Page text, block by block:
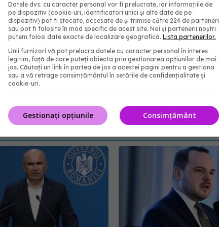
grade Celsius. Ea depinde de starea de
unii specialiști (link)spunând că
să fie mai joasă, din cauza procentului mai
alerta termomentre
Datele dvs. cu caracter personal vor fi prelucrate, iar informațiile de
pe dispozitiv (cookie-uri, identificatori unici și alte date de pe
dispozitiv) pot fi stocate, accesate de și trimise către 224 de parteneri
sau pot fi folosite în mod specific de acest site. Noi și partenerii noștri
putem folosi date exacte de localizare geografică. Lista partenerilor.
Unii furnizori vă pot prelucra datele cu caracter personal în interes
legitim, față de care puteți obiecta prin gestionarea opțiunilor de mai
jos. Căutați un link în partea de jos a acestei pagini pentru a gestiona
sau a vă retrage consimțământul în setările de confidențialitate și
cookie-uri.
Consimțământ
Gestionați opțiunile